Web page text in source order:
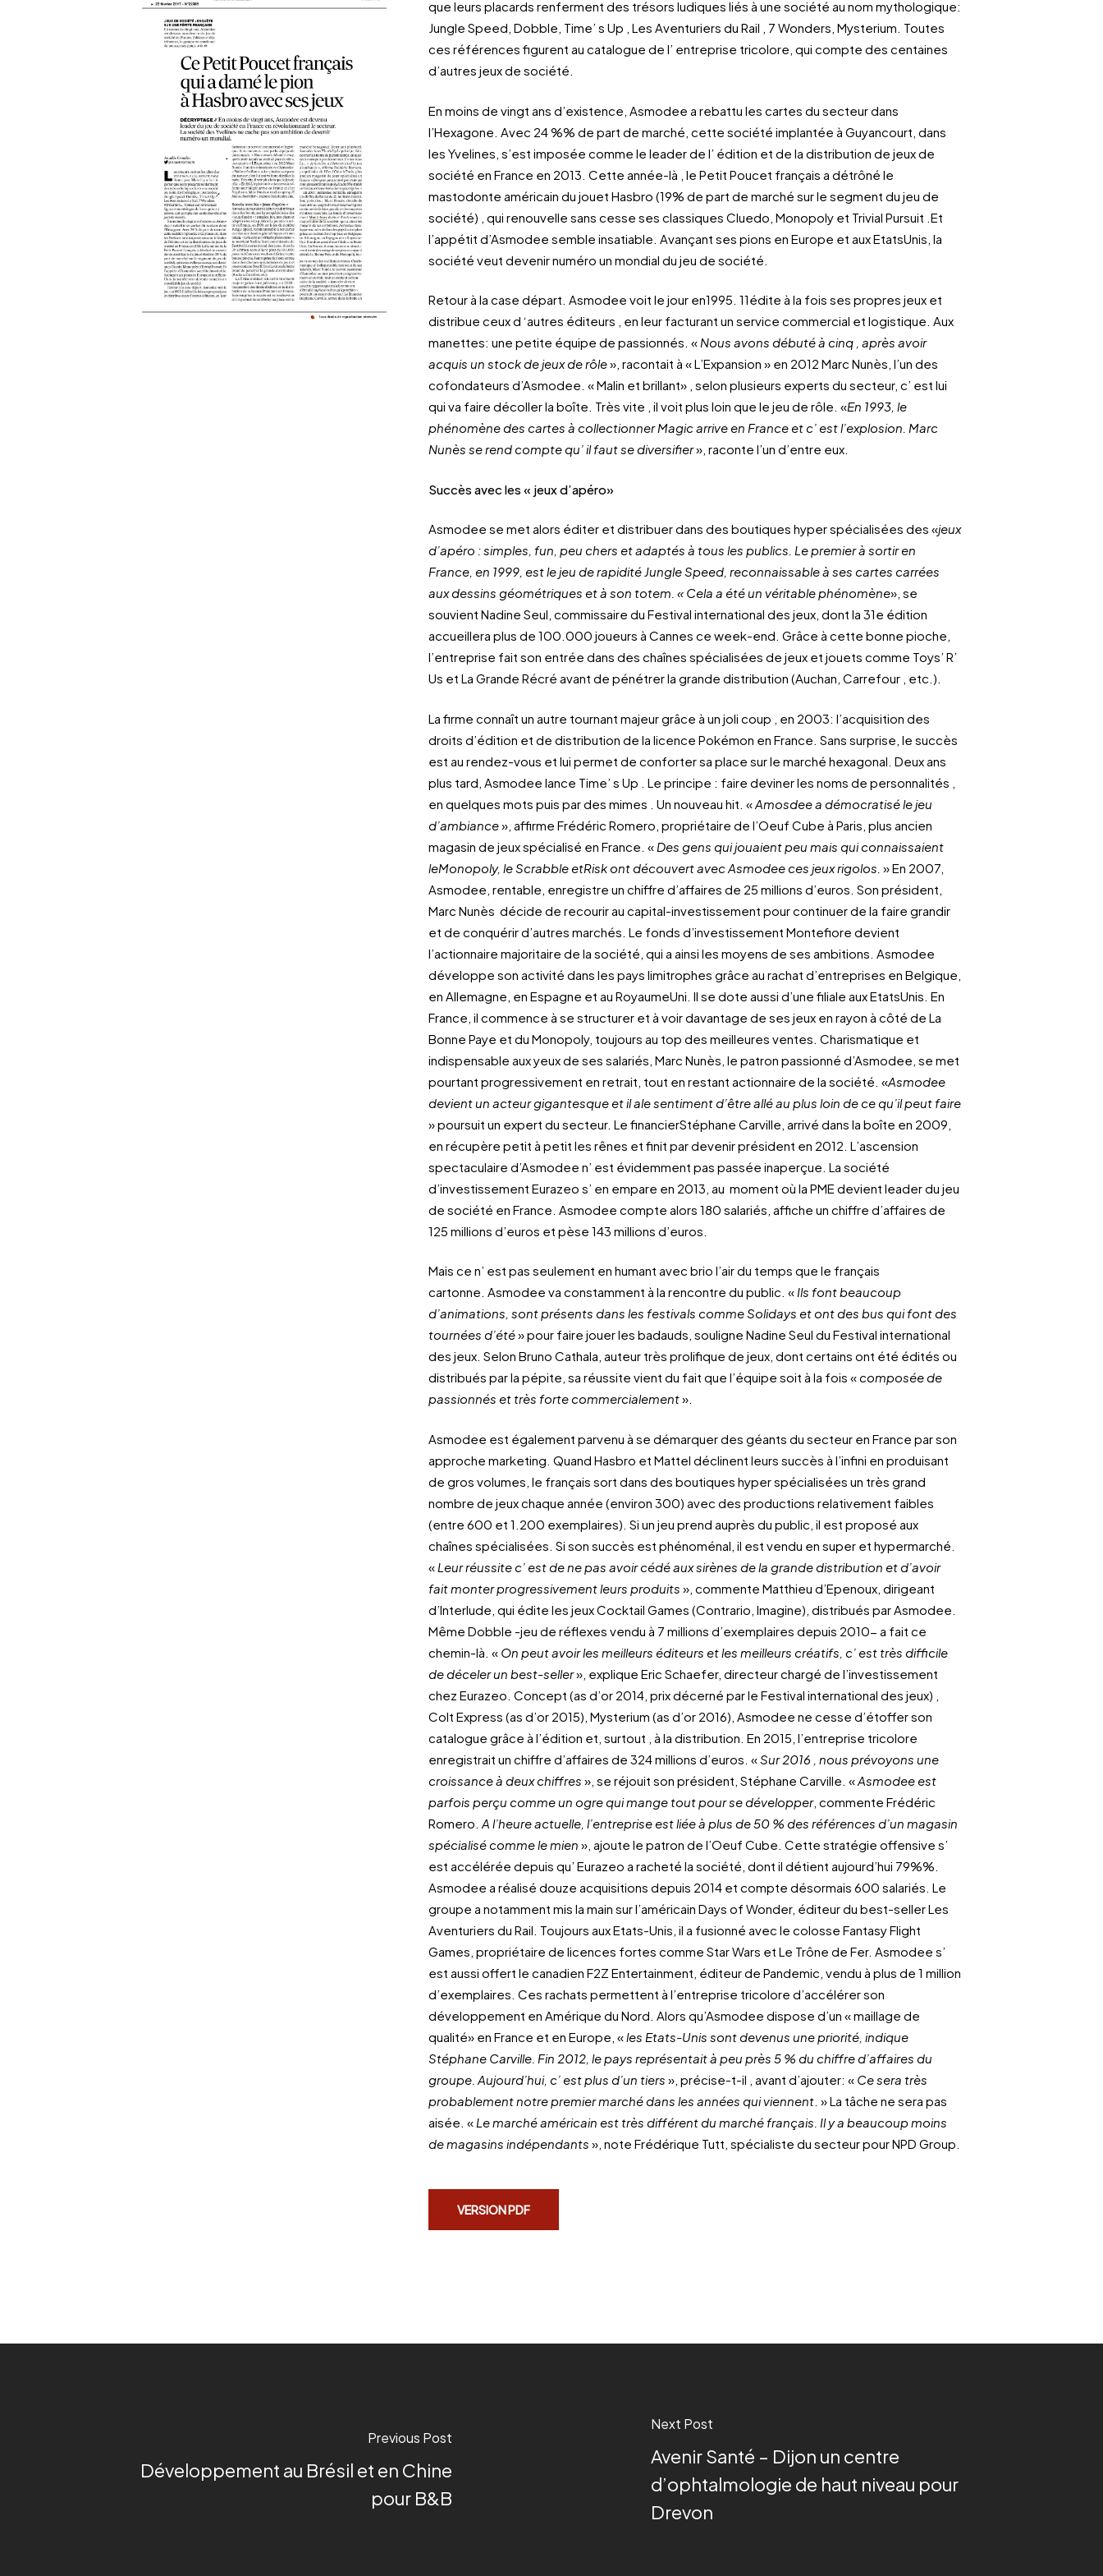
que leurs placards renferment des trésors ludiques liés à une société au nom mythologique:
Jungle Speed, Dobble, Time’ s Up , Les Aventuriers du Rail , 7 Wonders, Mysterium. Toutes
ces références figurent au catalogue de l’ entreprise tricolore, qui compte des centaines
d’autres jeux de société.
En moins de vingt ans d’existence, Asmodee a rebattu les cartes du secteur dans
l’Hexagone. Avec 24 %% de part de marché, cette société implantée à Guyancourt, dans
les Yvelines, s’est imposée comme le leader de l’ édition et de la distribution de jeux de
société en France en 2013. Cette année-là , le Petit Poucet français a détrôné le
mastodonte américain du jouet Hasbro (19% de part de marché sur le segment du jeu de
société) , qui renouvelle sans cesse ses classiques Cluedo, Monopoly et Trivial Pursuit .Et
l’appétit d’Asmodee semble insatiable. Avançant ses pions en Europe et aux EtatsUnis, la
société veut devenir numéro un mondial du jeu de société.
Retour à la case départ. Asmodee voit le jour en1995. 11édite à la fois ses propres jeux et
distribue ceux d ‘autres éditeurs , en leur facturant un service commercial et logistique. Aux
manettes: une petite équipe de passionnés. « Nous avons débuté à cinq , après avoir
acquis un stock de jeux de rôle», racontait à « L’Expansion » en 2012 Marc Nunès, l’un des
cofondateurs d’Asmodee. « Malin et brillant» , selon plusieurs experts du secteur, c’ est lui
qui va faire décoller la boîte. Très vite , il voit plus loin que le jeu de rôle. «En 1993, le
phénomène des cartes à collectionner Magic arrive en France et c’ est l’explosion. Marc
Nunès se rend compte qu’ il faut se diversifier», raconte l’un d’entre eux.
Succès avec les « jeux d’apéro»
Asmodee se met alors éditer et distribuer dans des boutiques hyper spécialisées des «jeux
d’apéro : simples, fun, peu chers et adaptés à tous les publics. Le premier àsortir en
France, en 1999, est le jeu de rapidité Jungle Speed, reconnaissable à ses cartes carrées
aux dessins géométriques et à son totem. « Cela a été un véritable phénomène», se
souvient Nadine Seul, commissaire du Festival international des jeux, dont la 31e édition
accueillera plus de 100.000 joueurs à Cannes ce week-end. Grâce à cette bonne pioche,
l’entreprise fait son entrée dans des chaînes spécialisées de jeux et jouets comme Toys’ R’
Us et La Grande Récré avant de pénétrer la grande distribution (Auchan, Carrefour , etc.).
La firme connaît un autre tournant majeur grâce à un joli coup , en 2003: l’acquisition des
droits d’édition et de distribution de la licence Pokémon en France. Sans surprise, le succès
est au rendez-vous et lui permet de conforter sa place sur le marché hexagonal. Deux ans
plus tard, Asmodee lance Time’ s Up . Le principe : faire deviner les noms de personnalités ,
en quelques mots puis par des mimes . Un nouveau hit. «Amosdee a démocratisé le jeu
d’ambiance», affirme Frédéric Romero, propriétaire de l’Oeuf Cube à Paris, plus ancien
magasin de jeux spécialisé en France. « Des gens qui jouaient peu mais qui connaissaient
leMonopoly, le Scrabble etRisk ont découvert avec Asmodee ces jeux rigolos. » En 2007,
Asmodee, rentable, enregistre un chiffre d’affaires de 25 millions d’euros. Son président,
Marc Nunès décide de recourir au capital-investissement pour continuer de la faire grandir
et de conquérir d’autres marchés. Le fonds d’investissement Montefiore devient
l’actionnaire majoritaire de la société, qui a ainsi les moyens de ses ambitions. Asmodee
développe son activité dans les pays limitrophes grâce au rachat d’entreprises en Belgique,
en Allemagne, en Espagne et au RoyaumeUni. Il se dote aussi d’une filiale aux EtatsUnis. En
France, il commence à se structurer et à voir davantage de ses jeux en rayon à côté de La
Bonne Paye et du Monopoly, toujours au top des meilleures ventes. Charismatique et
indispensable aux yeux de ses salariés, Marc Nunès, le patron passionné d’Asmodee, se met
pourtant progressivement en retrait, tout en restant actionnaire de la société. «Asmodee
devient un acteur gigantesque et il ale sentiment d’être allé au plus loin de ce qu’il peut faire
» poursuit un expert du secteur. Le financierStéphane Carville, arrivé dans la boîte en 2009,
en récupère petit à petit les rênes et finit par devenir président en 2012. L’ascension
spectaculaire d’Asmodee n’ est évidemment pas passée inaperçue. La société
d’investissement Eurazeo s’ en empare en 2013, au moment où la PME devient leader du jeu
de société en France. Asmodee compte alors 180 salariés, affiche un chiffre d’affaires de
125 millions d’euros et pèse 143 millions d’euros.
Mais ce n’ est pas seulement en humant avec brio l’air du temps que le français
cartonne. Asmodee va constamment à la rencontre du public. « Ils font beaucoup
d’animations, sont présents dans les festivals comme Solidays et ont des bus qui font des
tournées d’été» pour faire jouer les badauds, souligne Nadine Seul du Festival international
des jeux. Selon Bruno Cathala, auteur très prolifique de jeux, dont certains ont été édités ou
distribués par la pépite, sa réussite vient du fait que l’équipe soit à la fois «composée de
passionnés et très forte commercialement».
Asmodee est également parvenu à se démarquer des géants du secteur en France par son
approche marketing. Quand Hasbro et Mattel déclinent leurs succès à l’infini en produisant
de gros volumes, le français sort dans des boutiques hyper spécialisées un très grand
nombre de jeux chaque année (environ 300) avec des productions relativement faibles
(entre 600 et 1.200 exemplaires). Si un jeu prend auprès du public, il est proposé aux
chaînes spécialisées. Si son succès est phénoménal, il est vendu en super et hypermarché.
« Leur réussite c’ est de ne pas avoir cédé aux sirènes de la grande distribution et d’avoir
fait monter progressivement leurs produits », commente Matthieu d’Epenoux, dirigeant
d’Interlude, qui édite les jeux Cocktail Games (Contrario, Imagine), distribués par Asmodee.
Même Dobble -jeu de réflexes vendu à 7 millions d’exemplaires depuis 2010- a fait ce
chemin-là. « On peut avoir les meilleurs éditeurs et les meilleurs créatifs, c’ est très difficile
de déceler un best-seller», explique Eric Schaefer, directeur chargé de l’investissement
chez Eurazeo. Concept (as d’or 2014, prix décerné par le Festival international des jeux) ,
Colt Express (as d’or 2015), Mysterium (as d’or 2016), Asmodee ne cesse d’étoffer son
catalogue grâce à l’édition et, surtout , à la distribution. En 2015, l’entreprise tricolore
enregistrait un chiffre d’affaires de 324 millions d’euros. «Sur 2016 , nous prévoyons une
croissance à deux chiffres », se réjouit son président, Stéphane Carville. «Asmodee est
parfois perçu comme un ogre qui mange tout pour se développer, commente Frédéric
Romero.A l’heure actuelle, l’entreprise est liée à plus de 50 % des références d’un magasin
spécialisé comme le mien », ajoute le patron de l’Oeuf Cube. Cette stratégie offensive s’
est accélérée depuis qu’ Eurazeo a racheté la société, dont il détient aujourd’hui 79%%.
Asmodee a réalisé douze acquisitions depuis 2014 et compte désormais 600 salariés. Le
groupe a notamment mis la main sur l’américain Days of Wonder, éditeur du best-seller Les
Aventuriers du Rail. Toujours aux Etats-Unis, il a fusionné avec le colosse Fantasy Flight
Games, propriétaire de licences fortes comme Star Wars et Le Trône de Fer. Asmodee s’
est aussi offert le canadien F2Z Entertainment, éditeur de Pandemic, vendu à plus de 1 million
d’exemplaires. Ces rachats permettent à l’entreprise tricolore d’accélérer son
développement en Amérique du Nord. Alors qu’Asmodee dispose d’un « maillage de
qualité» en France et en Europe, « les Etats-Unis sont devenus une priorité, indique
Stéphane Carville. Fin 2012, le pays représentait à peu près 5 % du chiffre d’affaires du
groupe. Aujourd’hui, c’ est plus d’un tiers », précise-t-il , avant d’ajouter: « Ce sera très
probablement notre premier marché dans les années qui viennent . » La tâche ne sera pas
aisée. « Le marché américain est très différent du marché français. Il y a beaucoup moins
de magasins indépendants », note Frédérique Tutt, spécialiste du secteur pour NPD Group.
VERSION PDF
Previous Post
Développement au Brésil et en Chine
pour B&B
Next Post
Avenir Santé – Dijon un centre
d’ophtalmologie de haut niveau pour
Drevon